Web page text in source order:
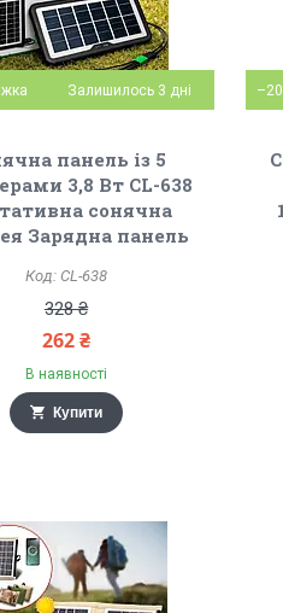
Залишилось 3 дні
панель із 5
3,8 Вт CL-638
сонячна
Зарядна панель
CL-638
328 ₴
262 ₴
В наявності
Купити